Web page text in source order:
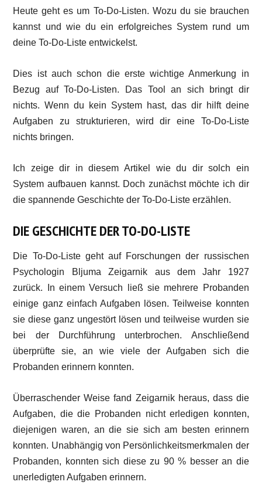
Heute geht es um To-Do-Listen. Wozu du sie brauchen
kannst und wie du ein erfolgreiches System rund um
deine To-Do-Liste entwickelst.
Dies ist auch schon die erste wichtige Anmerkung in
Bezug auf To-Do-Listen. Das Tool an sich bringt dir
nichts. Wenn du kein System hast, das dir hilft deine
Aufgaben zu strukturieren, wird dir eine To-Do-Liste
nichts bringen.
Ich zeige dir in diesem Artikel wie du dir solch ein
System aufbauen kannst. Doch zunächst möchte ich dir
die spannende Geschichte der To-Do-Liste erzählen.
DIE GESCHICHTE DER TO-DO-LISTE
Die To-Do-Liste geht auf Forschungen der russischen
Psychologin Bljuma Zeigarnik aus dem Jahr 1927
zurück. In einem Versuch ließ sie mehrere Probanden
einige ganz einfach Aufgaben lösen. Teilweise konnten
sie diese ganz ungestört lösen und teilweise wurden sie
bei der Durchführung unterbrochen. Anschließend
überprüfte sie, an wie viele der Aufgaben sich die
Probanden erinnern konnten.
Überraschender Weise fand Zeigarnik heraus, dass die
Aufgaben, die die Probanden nicht erledigen konnten,
diejenigen waren, an die sie sich am besten erinnern
konnten. Unabhängig von Persönlichkeitsmerkmalen der
Probanden, konnten sich diese zu 90 % besser an die
unerledigten Aufgaben erinnern.